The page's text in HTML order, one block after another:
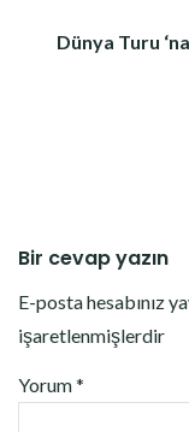
Dünya Turu
Bir cevap yazın
E-posta hesabınız
işaretlenmişlerdir
Yorum*